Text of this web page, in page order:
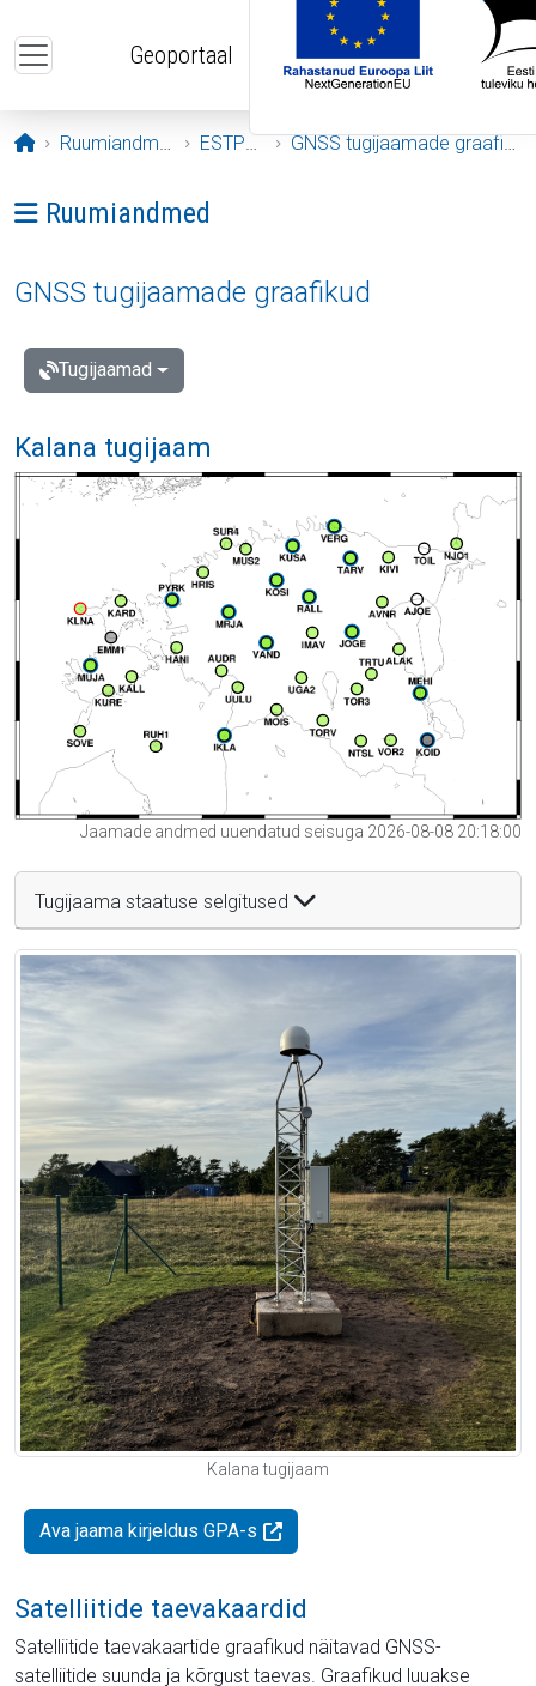
Geoportaal
Avaleht
Ruumiandmed ESTPOS GNSS tugijaamade graafikud
Ava menüü: Ruumiandmed
Ruumiandmed
GNSS tugijaamade graafikud
Tugijaamad
Kalana tugijaam
Jaamade andmed uuendatud seisuga 2026-08-08 20:18:00
Tugijaama staatuse selgitused
Kalana tugijaam
Ava jaama kirjeldus GPA-s
Satelliitide taevakaardid
Satelliitide taevakaartide graafikud näitavad GNSS-
satelliitide suunda ja kõrgust taevas. Graafikud luuakse